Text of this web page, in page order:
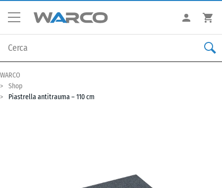
WARCO
Shop
Piastrella antitrauma – 110 cm